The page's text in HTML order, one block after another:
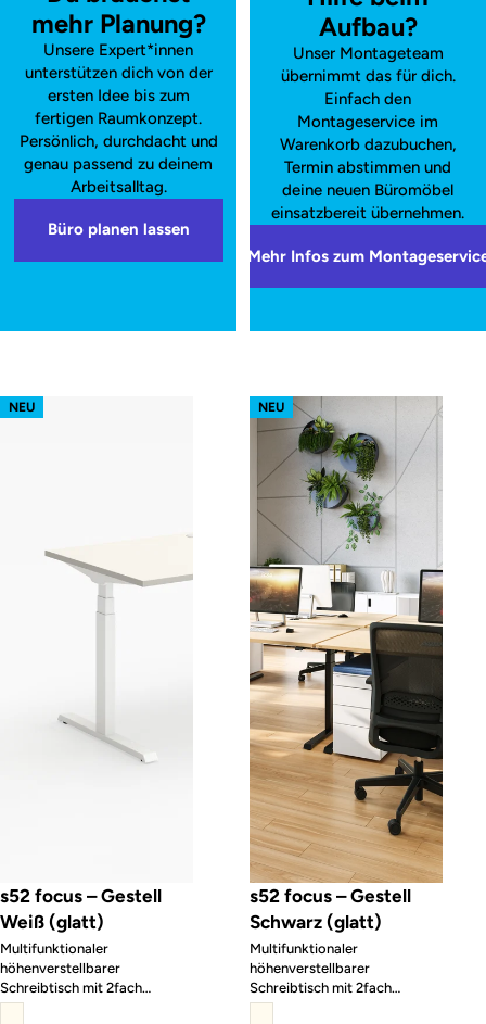
mehr Planung?
Unsere Expert*innen
unterstützen dich von der
ersten Idee bis zum
fertigen Raumkonzept.
Persönlich, durchdacht und
genau passend zu deinem
Arbeitsalltag.
Büro planen lassen
Aufbau?
Unser Montageteam
übernimmt das für dich.
Einfach den
Montageservice im
Warenkorb dazubuchen,
Termin abstimmen und
deine neuen Büromöbel
einsatzbereit übernehmen.
Mehr Infos zum
s52 focus – Gestell Weiß (glatt)
NEU
s52 focus – Gestell
Weiß (glatt)
Multifunktionaler
höhenverstellbarer
Schreibtisch mit 2fach
Memory-Funktion
s52 focus – Gestell Schwarz (glatt)
NEU
s52 focus – Gestell
Schwarz (glatt)
Multifunktionaler
höhenverstellbarer
Schreibtisch mit 2fach
Memory-Funktion